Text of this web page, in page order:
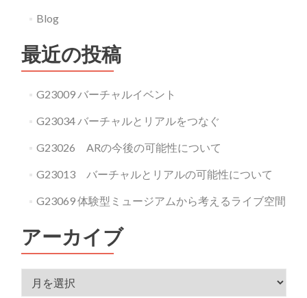
Blog
最近の投稿
G23009 バーチャルイベント
G23034 バーチャルとリアルをつなぐ
G23026 ARの今後の可能性について
G23013 バーチャルとリアルの可能性について
G23069 体験型ミュージアムから考えるライブ空間
アーカイブ
アーカイブ